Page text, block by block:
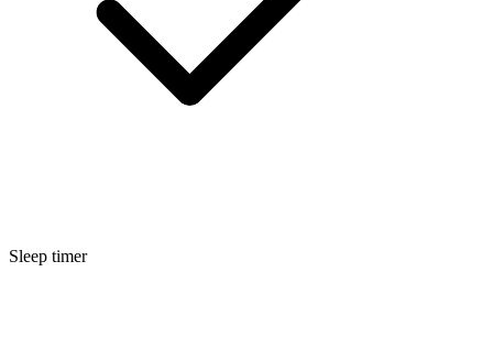
Sleep timer